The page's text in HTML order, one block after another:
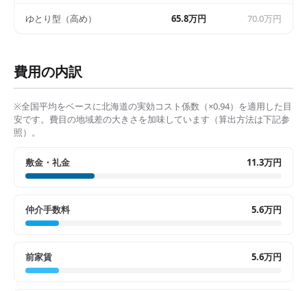
ゆとり型（高め） 65.8万円 70.0万円
費用の内訳
※全国平均をベースに北海道の実効コスト係数（×0.94）を適用した目
安です。費目の地域差の大きさを加味しています（算出方法は下記参
照）。
敷金・礼金 11.3万円
仲介手数料 5.6万円
前家賃 5.6万円